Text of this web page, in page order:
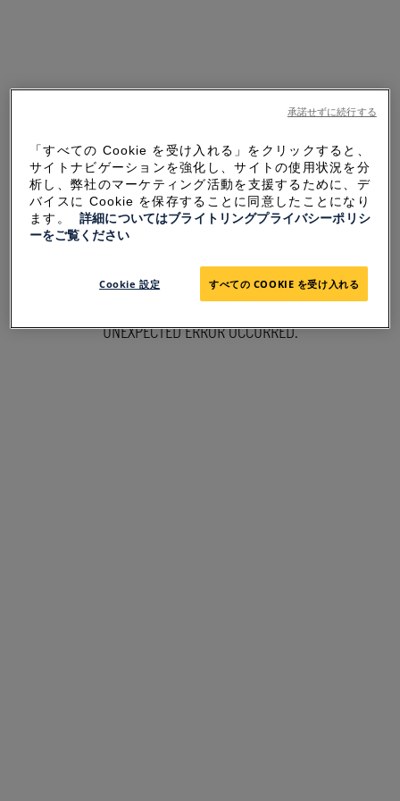
SORRY FOR THE
INCONVENIENCE
UNEXPECTED ERROR OCCURRED.
「すべての Cookie を受け入れる」をクリックすると、
サイトナビゲーションを強化し、サイトの使用状況を分
析し、弊社のマーケティング活動を支援するために、デ
バイスに Cookie を保存することに同意したことになり
ます。
詳細についてはブライトリングプライバシーポリシ
ーをご覧ください
Cookie 設定 すべての COOKIE を受け入れる
承諾せずに続行する